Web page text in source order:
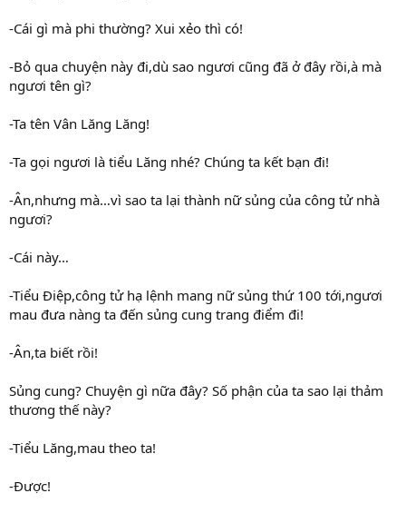
-Cái gì mà phi thường? Xui xẻo thì có!
-Bỏ qua chuyện này đi,dù sao ngươi cũng đã ở đây rồi,à mà
ngươi tên gì?
-Ta tên Vân Lăng Lăng!
-Ta gọi ngươi là tiểu Lăng nhé? Chúng ta kết bạn đi!
-Ân,nhưng mà…vì sao ta lại thành nữ sủng của công tử nhà
ngươi?
-Cái này…
-Tiểu Điệp,công tử hạ lệnh mang nữ sủng thứ 100 tới,ngươi
mau đưa nàng ta đến sủng cung trang điểm đi!
-Ân,ta biết rồi!
Sủng cung? Chuyện gì nữa đây? Số phận của ta sao lại thảm
thương thế này?
-Tiểu Lăng,mau theo ta!
-Được!